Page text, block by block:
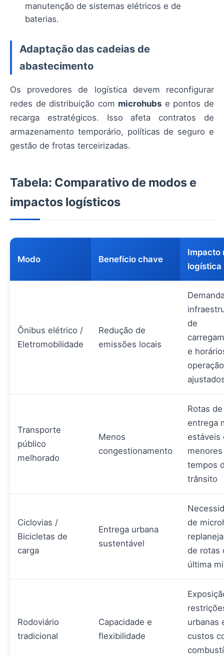
manutenção de sistemas elétricos e de
baterias.
Adaptação das cadeias de
abastecimento
Os provedores de logística devem reconfigurar
redes de distribuição com microhubs e pontos de
recarga estratégicos. Isso afeta contratos de
armazenamento temporário, políticas de seguro e
gestão de frotas terceirizadas.
Tabela: Comparativo de modos e
impactos logísticos
Modo Benefício chave
Impacto
logística
Ônibus elétrico /
Eletromobilidade
Redução de
emissões locais
de
e
operação
Transporte
público
melhorado
Menos
congestionamento
Rotas de
entrega
estáveis
menores
tempos
trânsito
Ciclovias /
Bicicletas de
carga
Entrega urbana
sustentável
de
de rotas
última
Rodoviário
tradicional
Capacidade e
flexibilidade
urbanas
custos